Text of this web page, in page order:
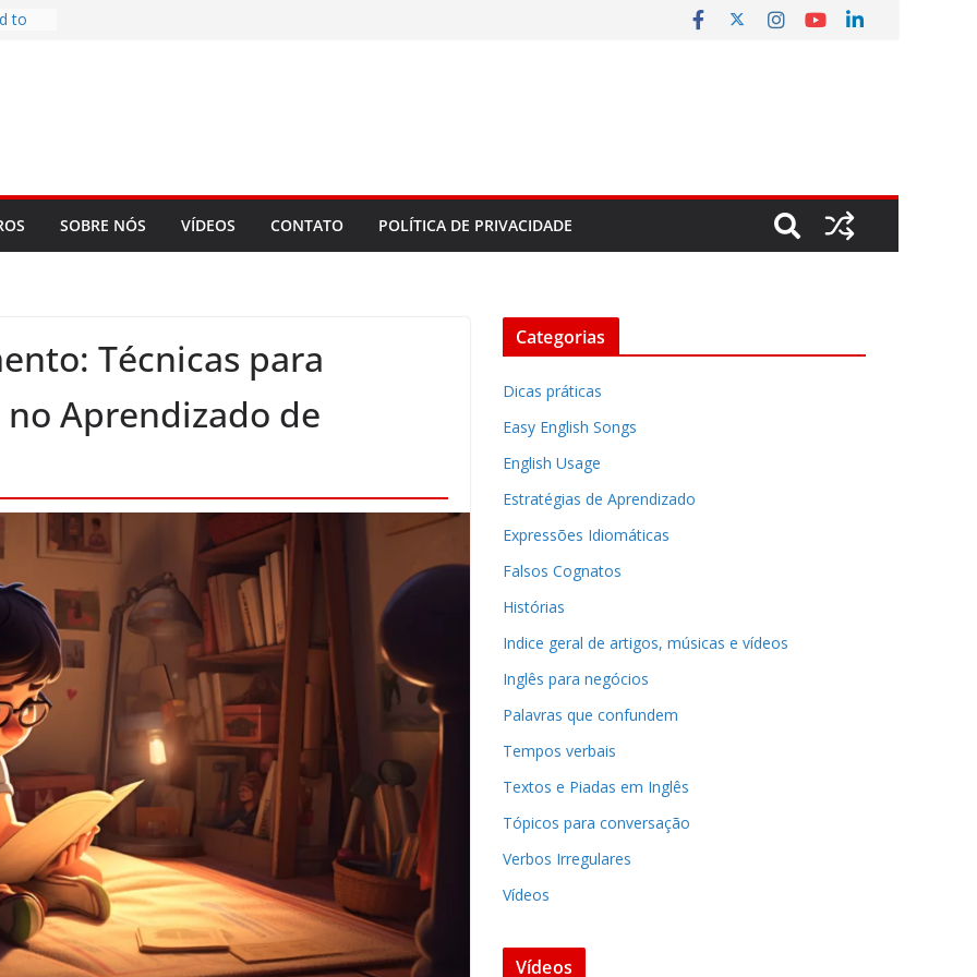
to
SOBRE NÓS VÍDEOS CONTATO POLÍTICA DE PRIVACIDADE
Técnicas para
Aprendizado de
Categorias
Dicas práticas
Easy English Songs
English Usage
Estratégias de Aprendizado
Expressões Idiomáticas
Falsos Cognatos
Histórias
Indice geral de artigos, músicas e vídeos
Inglês para negócios
Palavras que confundem
Tempos verbais
Textos e Piadas em Inglês
Tópicos para conversação
Verbos Irregulares
Vídeos
Vídeos